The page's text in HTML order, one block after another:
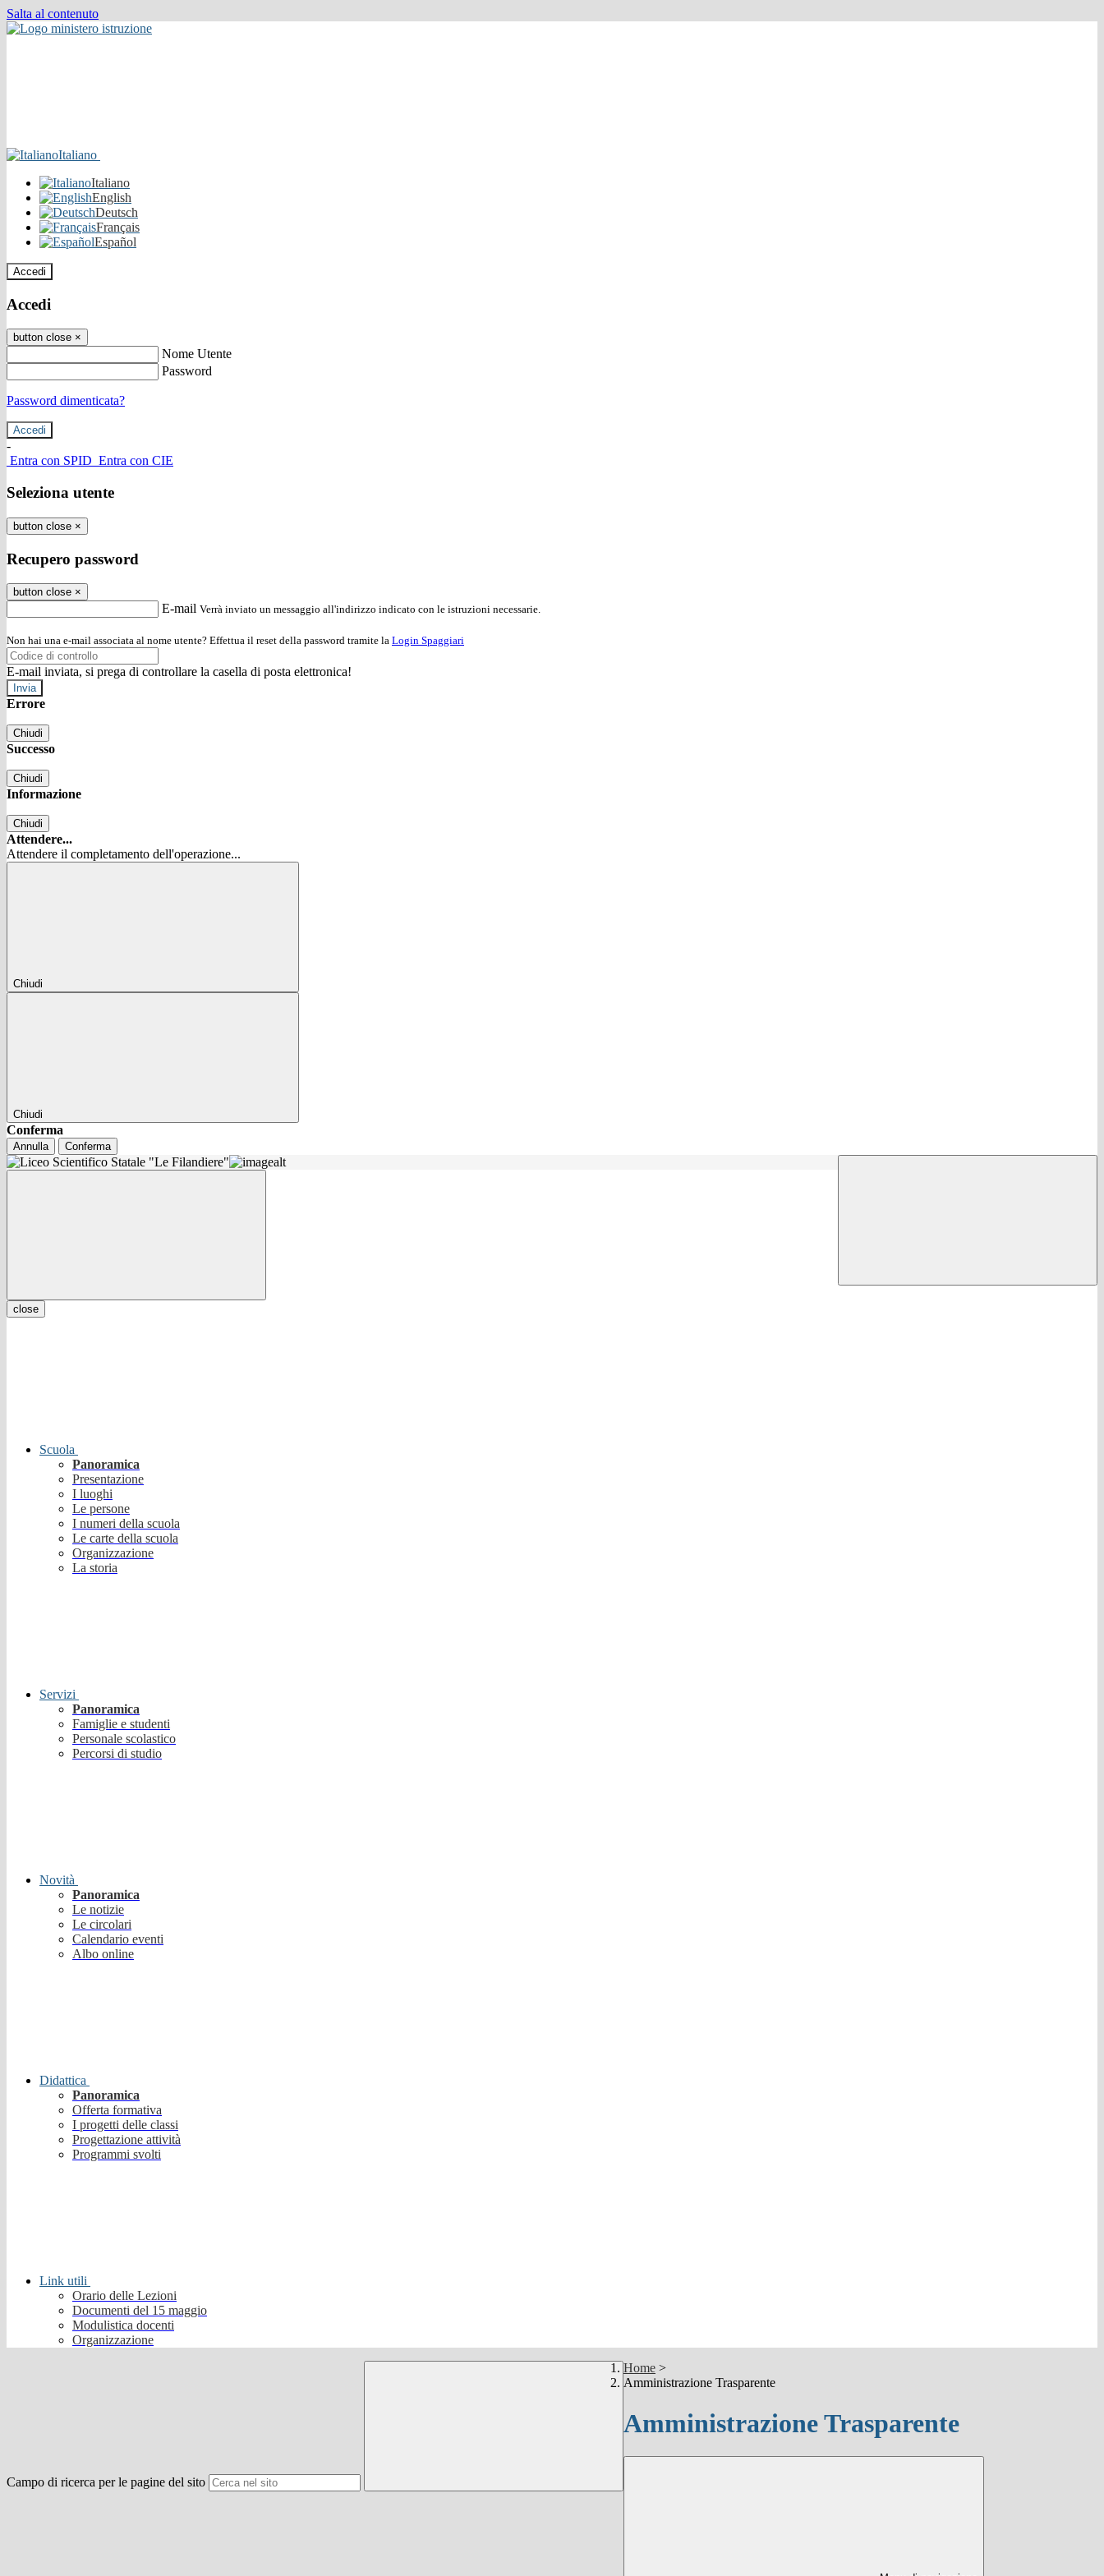
Salta al contenuto
Italiano
Italiano
English
Deutsch
Français
Español
Accedi
Accedi
button close ×
Nome Utente
Password
Password dimenticata?
-
Entra con SPID Entra con CIE
Seleziona utente
button close ×
Recupero password
button close ×
E-mail Verrà inviato un messaggio all'indirizzo indicato con le istruzioni necessarie.
Non hai una e-mail associata al nome utente? Effettua il reset della password tramite la Login Spaggiari
E-mail inviata, si prega di controllare la casella di posta elettronica!
Errore
Chiudi
Successo
Chiudi
Informazione
Chiudi
Attendere...
Attendere il completamento dell'operazione...
Chiudi
Chiudi
Conferma
Annulla Conferma
close
Scuola
Panoramica
Presentazione
I luoghi
Le persone
I numeri della scuola
Le carte della scuola
Organizzazione
La storia
Servizi
Panoramica
Famiglie e studenti
Personale scolastico
Percorsi di studio
Novità
Panoramica
Le notizie
Le circolari
Calendario eventi
Albo online
Didattica
Panoramica
Offerta formativa
I progetti delle classi
Progettazione attività
Programmi svolti
Link utili
Orario delle Lezioni
Documenti del 15 maggio
Modulistica docenti
Organizzazione
Campo di ricerca per le pagine del sito
Home >
Amministrazione Trasparente
Amministrazione Trasparente